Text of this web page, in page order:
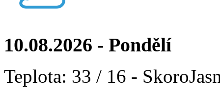
10.08.2026 - Pondělí
Teplota: 33 / 16 -